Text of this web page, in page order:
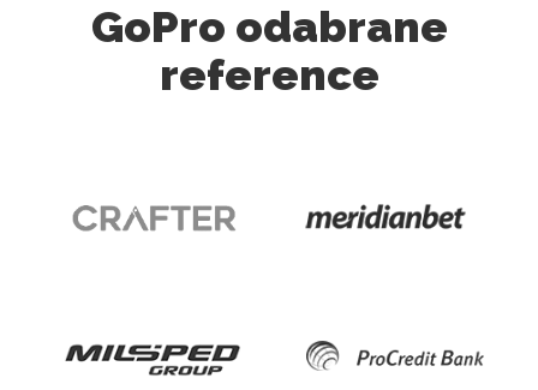
GoPro odabrane
reference